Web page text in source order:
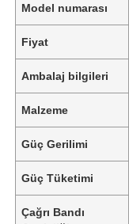
Model numarası
Fiyat
Ambalaj bilgileri
Malzeme
Güç Gerilimi
Güç Tüketimi
Çağrı Bandı